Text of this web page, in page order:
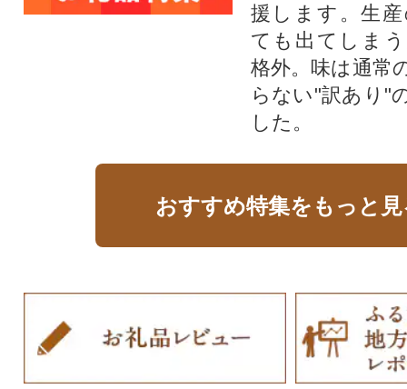
援します。⽣
ても出てしま
格外。味は通常
らない"訳あり"
した。
おすすめ特集をもっと